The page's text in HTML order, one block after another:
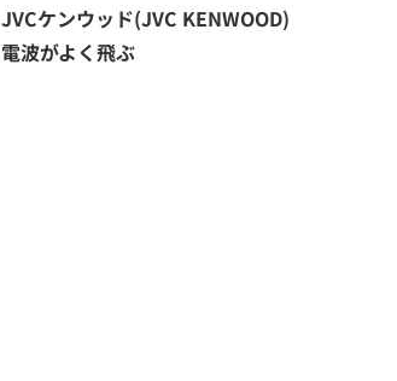
JVCケンウッド(JVC KENWOOD)
電波がよく飛ぶ